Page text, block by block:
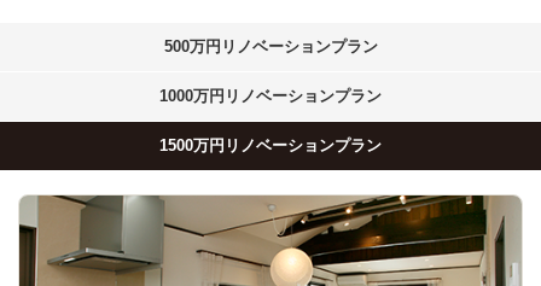
500万円リノベーションプラン
1000万円リノベーションプラン
1500万円リノベーションプラン